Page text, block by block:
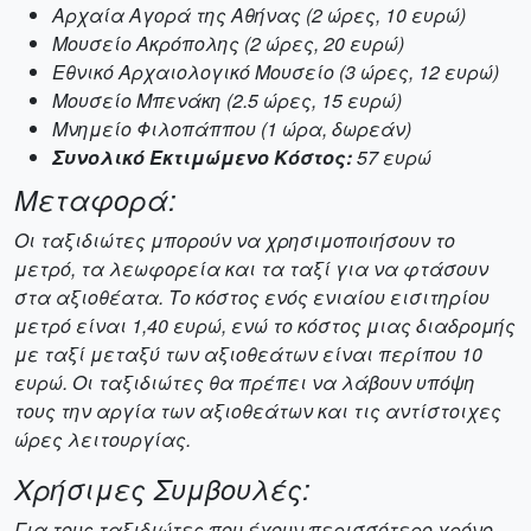
Αρχαία Αγορά της Αθήνας (2 ώρες, 10 ευρώ)
Μουσείο Ακρόπολης (2 ώρες, 20 ευρώ)
Εθνικό Αρχαιολογικό Μουσείο (3 ώρες, 12 ευρώ)
Μουσείο Μπενάκη (2.5 ώρες, 15 ευρώ)
Μνημείο Φιλοπάππου (1 ώρα, δωρεάν)
Συνολικό Εκτιμώμενο Κόστος:57 ευρώ
Μεταφορά:
Οι ταξιδιώτες μπορούν να χρησιμοποιήσουν το
μετρό, τα λεωφορεία και τα ταξί για να φτάσουν
στα αξιοθέατα. Το κόστος ενός ενιαίου εισιτηρίου
μετρό είναι 1,40 ευρώ, ενώ το κόστος μιας διαδρομής
με ταξί μεταξύ των αξιοθεάτων είναι περίπου 10
ευρώ. Οι ταξιδιώτες θα πρέπει να λάβουν υπόψη
τους την αργία των αξιοθεάτων και τις αντίστοιχες
ώρες λειτουργίας.
Χρήσιμες Συμβουλές: